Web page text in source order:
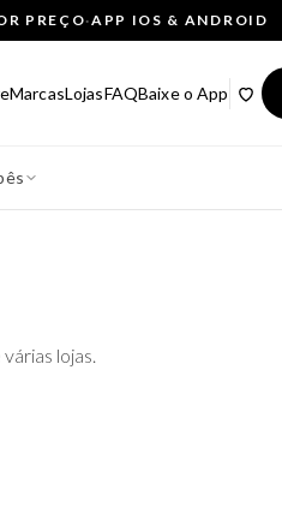
PREÇO·APP IOS & ANDROID
MarcasLojasFAQBaixe o App
lojas.